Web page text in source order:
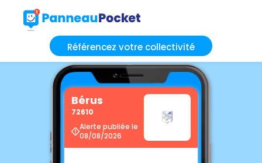
Référencez votre collectivité
Bérus
72610
Alerte publiée le
08/08/2026